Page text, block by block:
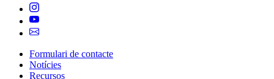
Navegació
Formulari de contacte
Notícies
Recursos